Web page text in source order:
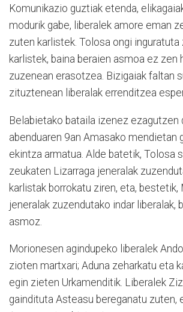
Komunikazio guztiak etenda,
modurik gabe, liberalek amore eman
zuten karlistek. Tolosa ongi inguratuta
karlistek, baina beraien asmoa ez zen
zuzenean erasotzea. Bizigaiak faltan
zituztenean liberalak errenditzea
Belabietako bataila izenez ezagutzen
abenduaren 9an Amasako mendietan
ekintza armatua. Alde batetik, Tolosa
zeukaten Lizarraga jeneralak
karlistak borrokatu ziren, eta, bestetik,
jeneralak zuzendutako indar liberalak,
asmoz.
Morionesen agindupeko liberalek
zioten martxari; Aduna zeharkatu eta
egin zieten Urkamenditik. Liberalek
gaindituta Asteasu bereganatu zuten,